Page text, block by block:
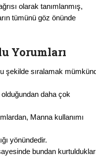
olarak tanımlanmış,
tümünü göz önünde
Yorumları
şekilde sıralamak
daha çok
Manna kullanımı
yönündedir.
bundan